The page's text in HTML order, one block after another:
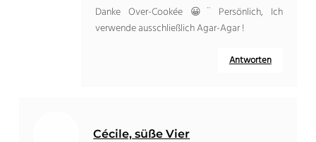
Danke Over-Cookée 😀¨ Persönlich, Ich
verwende ausschließlich Agar-Agar !
Antworten
Cécile, süße Vier